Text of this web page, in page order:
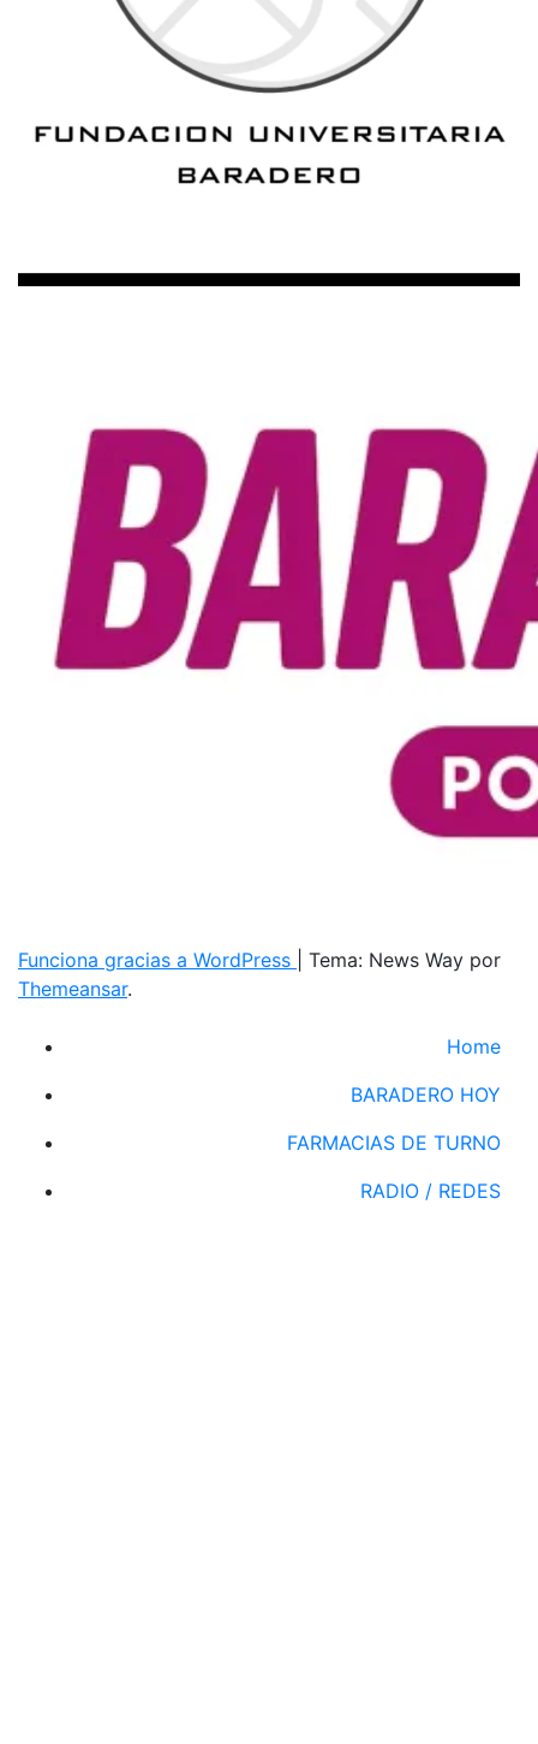
Funciona gracias a WordPress
Tema: News Way por
Themeansar.
Home
BARADERO HOY
FARMACIAS DE TURNO
RADIO / REDES